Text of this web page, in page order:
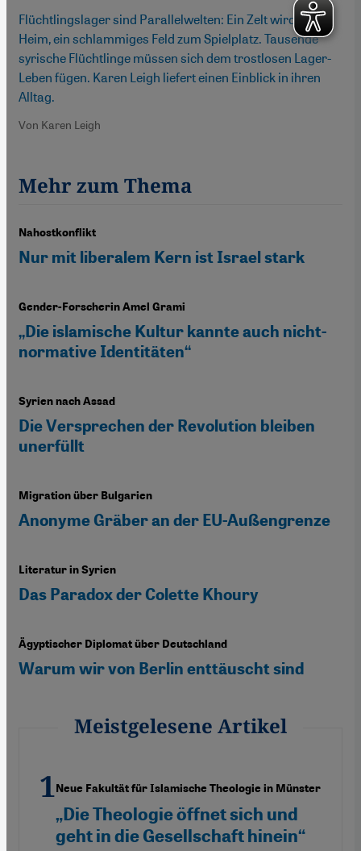
Flüchtlingslager sind Parallelwelten: Ein Zelt wird zum
Heim, ein schlammiges Feld zum Spielplatz. Tausende
syrische Flüchtlinge müssen sich dem trostlosen Lager-
Leben fügen. Karen Leigh liefert einen Einblick in ihren
Alltag.
Von Karen Leigh
Mehr zum Thema
Nahostkonflikt
Nur mit liberalem Kern ist Israel stark
Gender-Forscherin Amel Grami
„Die islamische Kultur kannte auch nicht-
normative Identitäten“
Syrien nach Assad
Die Versprechen der Revolution bleiben
unerfüllt
Migration über Bulgarien
Anonyme Gräber an der EU-Außengrenze
Literatur in Syrien
Das Paradox der Colette Khoury
Ägyptischer Diplomat über Deutschland
Warum wir von Berlin enttäuscht sind
Meistgelesene Artikel
Neue Fakultät für Islamische Theologie in Münster
„Die Theologie öffnet sich und
geht in die Gesellschaft hinein“